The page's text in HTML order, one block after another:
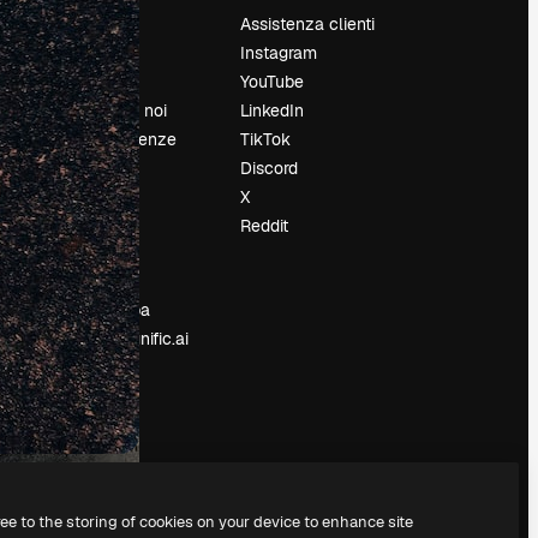
Prezzi
Chi siamo
Recensioni
Lavora con noi
Cerca tendenze
Blog
Eventi
Slidesgo
Vendi i tuoi
contenuti
Sala stampa
Cerchi magnific.ai
Assistenza clienti
Instagram
YouTube
LinkedIn
TikTok
Discord
X
Reddit
to the storing of cookies on your device to enhance site